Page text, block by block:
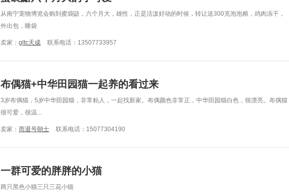
从南宁宠物博览会购到蜜袋鼯，六个月大，雄性，正是活泼好动的时候，转让送300克泡泡粮，鸡肉冻干，
外出包，睡袋
卖家： gltc天成 联系电话：13507733957
布偶猫+中华田园猫一起养的看过来
3岁布偶猫，5岁中华田园猫，非常粘人，一起找新家。布偶颜色非常正，中华田园猫白色，很漂亮。布偶猫
很可爱，很温...
卖家： 而退号朝士 联系电话：15077304190
一群可爱的胖胖的小猫
两只黑色小猫三只三花小猫